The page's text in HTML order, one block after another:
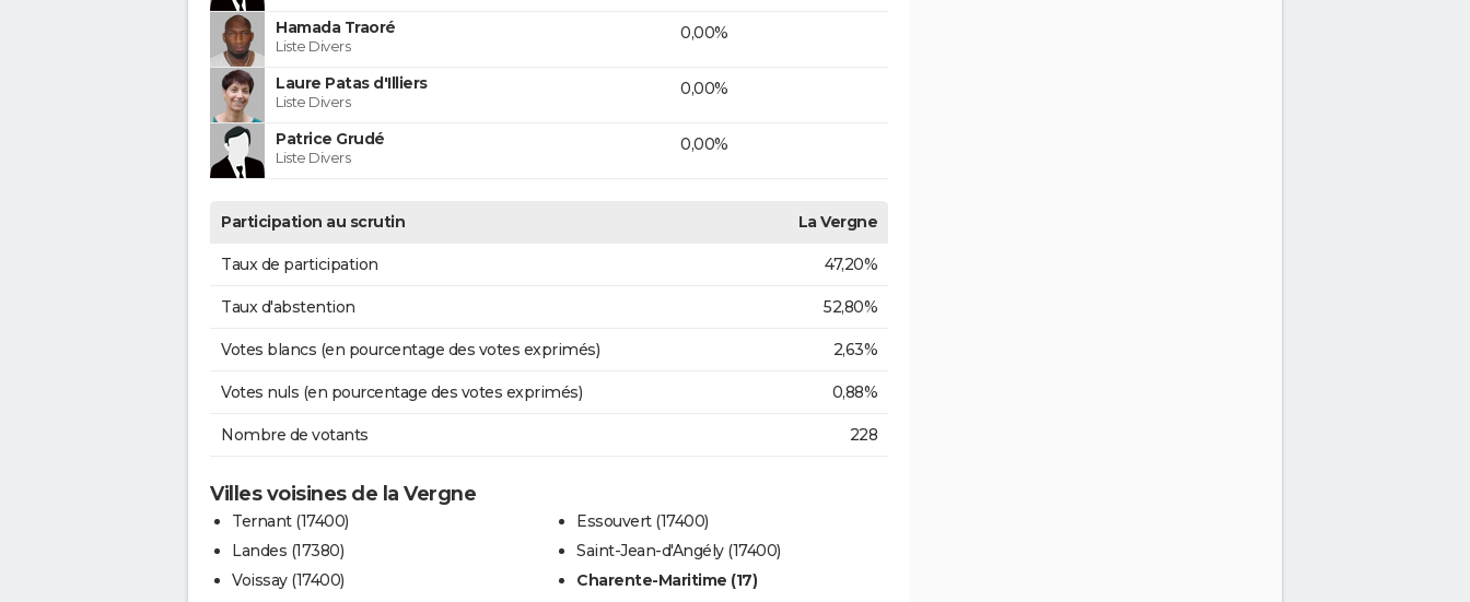
Hamada Traoré
Liste Divers
0,00%
Laure Patas d'Illiers
Liste Divers
0,00%
Patrice Grudé
Liste Divers
0,00%
Participation au scrutin La Vergne
Taux de participation 47,20%
Taux d'abstention 52,80%
Votes blancs (en pourcentage des votes exprimés) 2,63%
Votes nuls (en pourcentage des votes exprimés) 0,88%
Nombre de votants 228
Villes voisines de la Vergne
Ternant (17400)
Landes (17380)
Voissay (17400)
Essouvert (17400)
Saint-Jean-d'Angély (17400)
Charente-Maritime (17)